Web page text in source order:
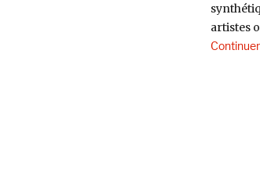
artistes